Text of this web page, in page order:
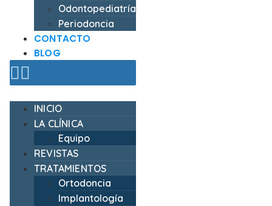
Odontopediatría
Periodoncia
CONTACTO
BLOG
INICIO
LA CLÍNICA
Equipo
REVISTAS
TRATAMIENTOS
Ortodoncia
Implantología